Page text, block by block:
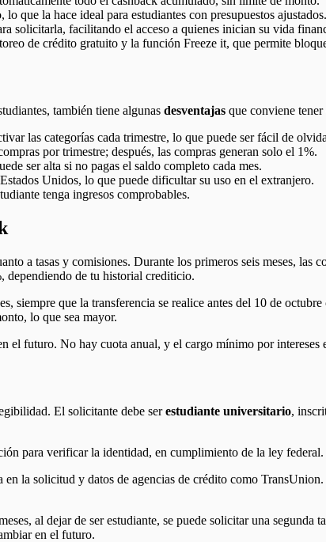
que la hace ideal para estudiantes con presupuestos ajustados.
solicitarla, facilitando el acceso a quienes inician su vida
de crédito gratuito y la función Freeze it, que permite
también tiene algunas desventajas que conviene tener
las categorías cada trimestre, lo que puede ser fácil de
por trimestre; después, las compras generan solo el 1%.
ser alta si no pagas el saldo completo cada mes.
Unidos, lo que puede dificultar su uso en el extranjero.
tenga ingresos comprobables.
a tasas y comisiones. Durante los primeros seis meses, las
dependiendo de tu historial crediticio.
siempre que la transferencia se realice antes del 10 de
lo que sea mayor.
futuro. No hay cuota anual, y el cargo mínimo por intereses
El solicitante debe serestudiante universitario,
para verificar la identidad, en cumplimiento de la ley federal.
la solicitud y datos de agencias de crédito como
al dejar de ser estudiante, se puede solicitar una
en el futuro.